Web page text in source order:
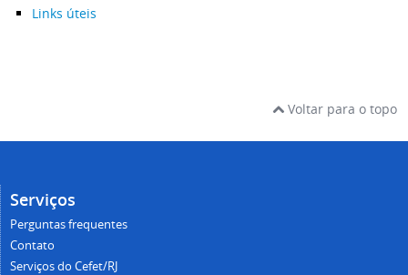
Links úteis
Voltar para o topo
Serviços
Perguntas frequentes
Contato
Serviços do Cefet/RJ